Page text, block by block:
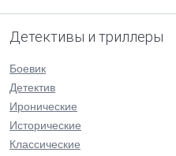
Детективы и триллеры
Боевик
Детектив
Иронические
Исторические
Классические